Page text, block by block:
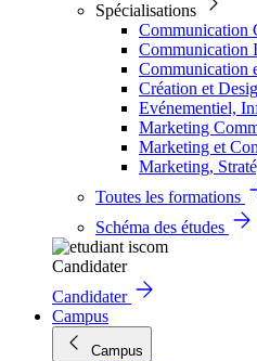
Spécialisations
Communication
Communication
Communication
Création et
Evénementiel,
Marketing
Marketing et
Marketing,
Toutes les formations
Schéma des études
Candidater
Candidater
Campus
Campus